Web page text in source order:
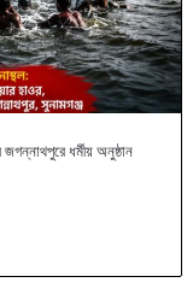
ধর্মীয় অনুষ্ঠান